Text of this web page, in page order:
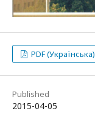
PDF (Українська)
Published
2015-04-05